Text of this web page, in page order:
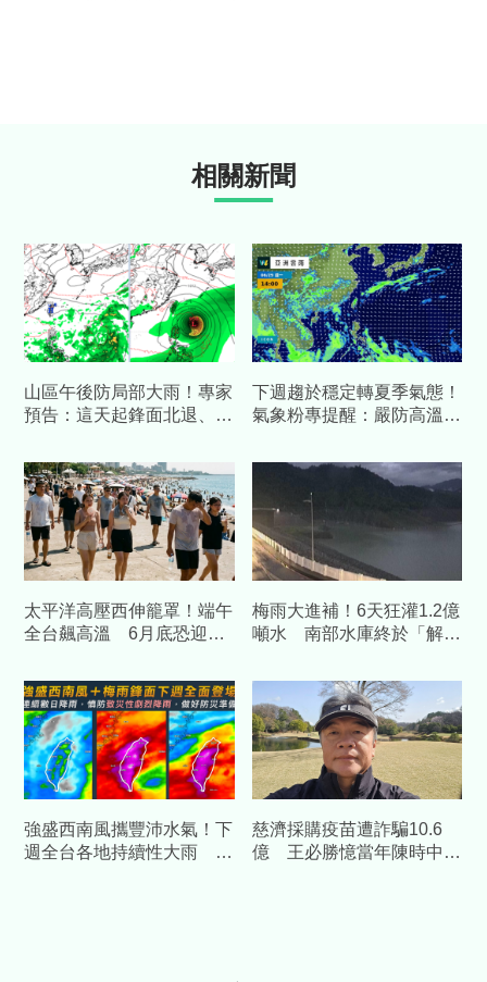
相關新聞
山區午後防局部大雨！專家
預告：這天起鋒面北退、進
下週趨於穩定轉夏季氣態！
氣象粉專提醒：嚴防高溫與
太平洋高壓西伸籠罩！端午
全台飆高溫 6月底恐迎新
梅雨大進補！6天狂灌1.2億
噸水 南部水庫終於「解
強盛西南風攜豐沛水氣！下
週全台各地持續性大雨 南
慈濟採購疫苗遭詐騙10.6
億 王必勝憶當年陳時中睿